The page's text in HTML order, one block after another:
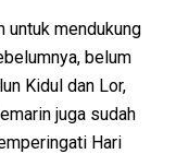
untuk mendukung
belum
Kidul dan Lor,
juga sudah
Hari